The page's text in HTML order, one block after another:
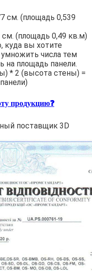
см. (площадь 0,539
0,49 кв.м)
куда вы хотите
числа тем
на площадь панели.
* 2 (высота стены) =
продукцию❓
поставщик 3D